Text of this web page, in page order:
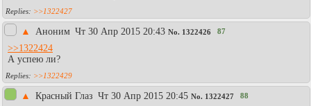
>>1322427
▲ Аноним Чт 30 Апр 2015 20:43 No. 1322426 87
>>1322424
А успею ли?
>>1322429
▲ Красный Глаз Чт 30 Апр 2015 20:45 No. 1322427 88